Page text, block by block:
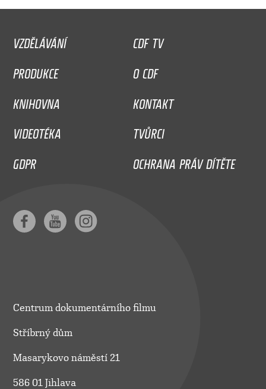
VZDĚLÁVÁNÍ
CDF TV
PRODUKCE
O CDF
KNIHOVNA
KONTAKT
VIDEOTÉKA
TVŮRCI
GDPR
OCHRANA PRÁV DÍTĚTE
Centrum dokumentárního filmu
Stříbrný dům
Masarykovo náměstí 21
586 01 Jihlava